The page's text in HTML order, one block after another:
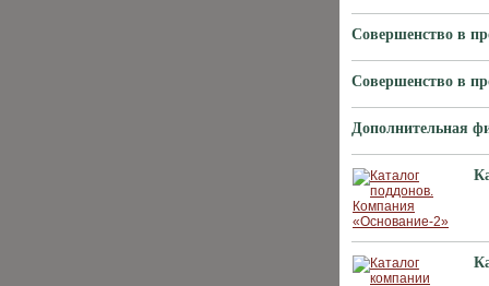
Совершенство в
Совершенство в
Дополнительная